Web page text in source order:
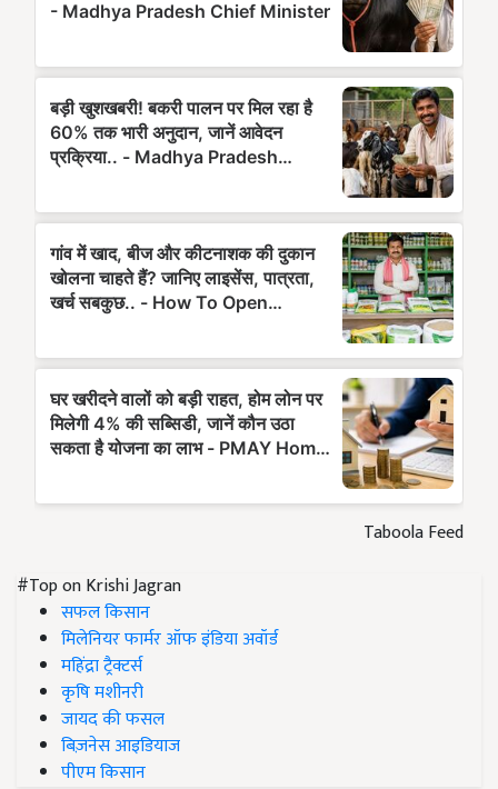
Taboola Feed
#Top on Krishi Jagran
सफल किसान
मिलेनियर फार्मर ऑफ इंडिया अवॉर्ड
महिंद्रा ट्रैक्टर्स
कृषि मशीनरी
जायद की फसल
बिज़नेस आइडियाज
पीएम किसान